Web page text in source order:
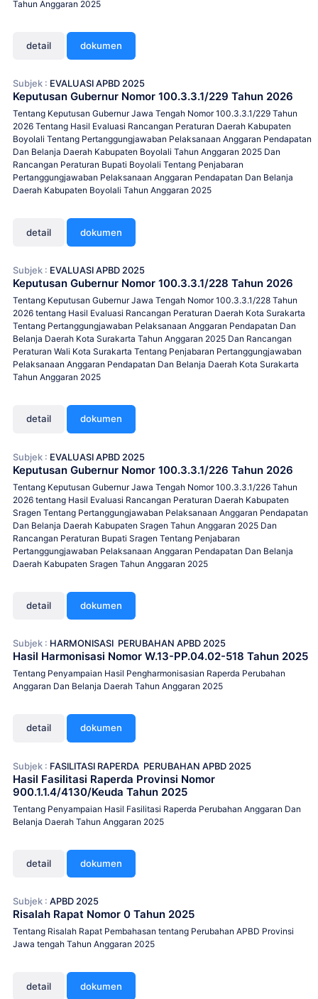
Tahun Anggaran 2025
detail dokumen
Subjek : EVALUASI APBD 2025
Keputusan Gubernur Nomor 100.3.3.1/229 Tahun 2026
Tentang Keputusan Gubernur Jawa Tengah Nomor 100.3.3.1/229 Tahun
2026 Tentang Hasil Evaluasi Rancangan Peraturan Daerah Kabupaten
Boyolali Tentang Pertanggungjawaban Pelaksanaan Anggaran Pendapatan
Dan Belanja Daerah Kabupaten Boyolali Tahun Anggaran 2025 Dan
Rancangan Peraturan Bupati Boyolali Tentang Penjabaran
Pertanggungjawaban Pelaksanaan Anggaran Pendapatan Dan Belanja
Daerah Kabupaten Boyolali Tahun Anggaran 2025
detail dokumen
Subjek : EVALUASI APBD 2025
Keputusan Gubernur Nomor 100.3.3.1/228 Tahun 2026
Tentang Keputusan Gubernur Jawa Tengah Nomor 100.3.3.1/228 Tahun
2026 tentang Hasil Evaluasi Rancangan Peraturan Daerah Kota Surakarta
Tentang Pertanggungjawaban Pelaksanaan Anggaran Pendapatan Dan
Belanja Daerah Kota Surakarta Tahun Anggaran 2025 Dan Rancangan
Peraturan Wali Kota Surakarta Tentang Penjabaran Pertanggungjawaban
Pelaksanaan Anggaran Pendapatan Dan Belanja Daerah Kota Surakarta
Tahun Anggaran 2025
detail dokumen
Subjek : EVALUASI APBD 2025
Keputusan Gubernur Nomor 100.3.3.1/226 Tahun 2026
Tentang Keputusan Gubernur Jawa Tengah Nomor 100.3.3.1/226 Tahun
2026 tentang Hasil Evaluasi Rancangan Peraturan Daerah Kabupaten
Sragen Tentang Pertanggungjawaban Pelaksanaan Anggaran Pendapatan
Dan Belanja Daerah Kabupaten Sragen Tahun Anggaran 2025 Dan
Rancangan Peraturan Bupati Sragen Tentang Penjabaran
Pertanggungjawaban Pelaksanaan Anggaran Pendapatan Dan Belanja
Daerah Kabupaten Sragen Tahun Anggaran 2025
detail dokumen
Subjek : HARMONISASI PERUBAHAN APBD 2025
Hasil Harmonisasi Nomor W.13-PP.04.02-518 Tahun 2025
Tentang Penyampaian Hasil Pengharmonisasian Raperda Perubahan
Anggaran Dan Belanja Daerah Tahun Anggaran 2025
detail dokumen
Subjek : FASILITASI RAPERDA PERUBAHAN APBD 2025
Hasil Fasilitasi Raperda Provinsi Nomor
900.1.1.4/4130/Keuda Tahun 2025
Tentang Penyampaian Hasil Fasilitasi Raperda Perubahan Anggaran Dan
Belanja Daerah Tahun Anggaran 2025
detail dokumen
Subjek : APBD 2025
Risalah Rapat Nomor 0 Tahun 2025
Tentang Risalah Rapat Pembahasan tentang Perubahan APBD Provinsi
Jawa tengah Tahun Anggaran 2025
detail dokumen